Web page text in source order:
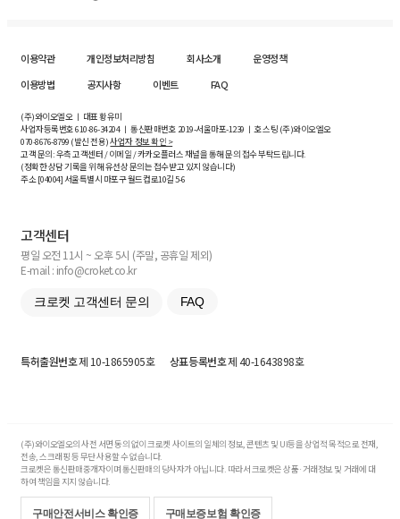
이용약관 개인정보처리방침 회사소개
운영정책
이용방법
공지사항 이벤트 FAQ
(주)와이오엘오 ㅣ 대표 황유미
사업자등록번호610-86-34204ㅣ 통신판매번호 2019-서울마포-1239 ㅣ 호스팅 (주)와이오엘오
070-8676-8799 (발신 전용)사업자 정보 확인 >
고객 문의: 우측 고객센터 / 이메일 / 카카오플러스 채널을 통해 문의 접수 부탁드립니다.
(정확한 상담 기록을 위해 유선상 문의는 접수받고 있지 않습니다)
주소 [04004] 서울특별시 마포구 월드컵로10길5-6
고객센터
평일 오전 11시 ~ 오후 5시 (주말, 공휴일 제외)
E-mail : info@croket.co.kr
크로켓 고객센터 문의 FAQ
특허출원번호제 10-1865905호 상표등록번호제 40-1643898호
(주)와이오엘오의 사전 서면 동의 없이 크로켓 사이트의 일체의 정보, 콘텐츠 및 UI등을 상업적 목적으로 전재,
전송, 스크래핑 등 무단 사용할 수 없습니다.
크로켓은 통신판매중개자이며 통신판매의 당사자가 아닙니다. 따라서 크로켓은 상품·거래정보 및 거래에 대
하여 책임을 지지 않습니다.
구매안전서비스 확인증 구매보증보험 확인증